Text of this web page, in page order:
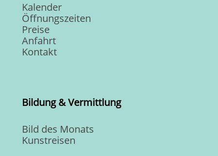
Kalender
Öffnungszeiten
Preise
Anfahrt
Kontakt
Bildung & Vermittlung
Bild des Monats
Kunstreisen